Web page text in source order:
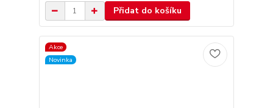
Přidat do košíku
Akce
Novinka